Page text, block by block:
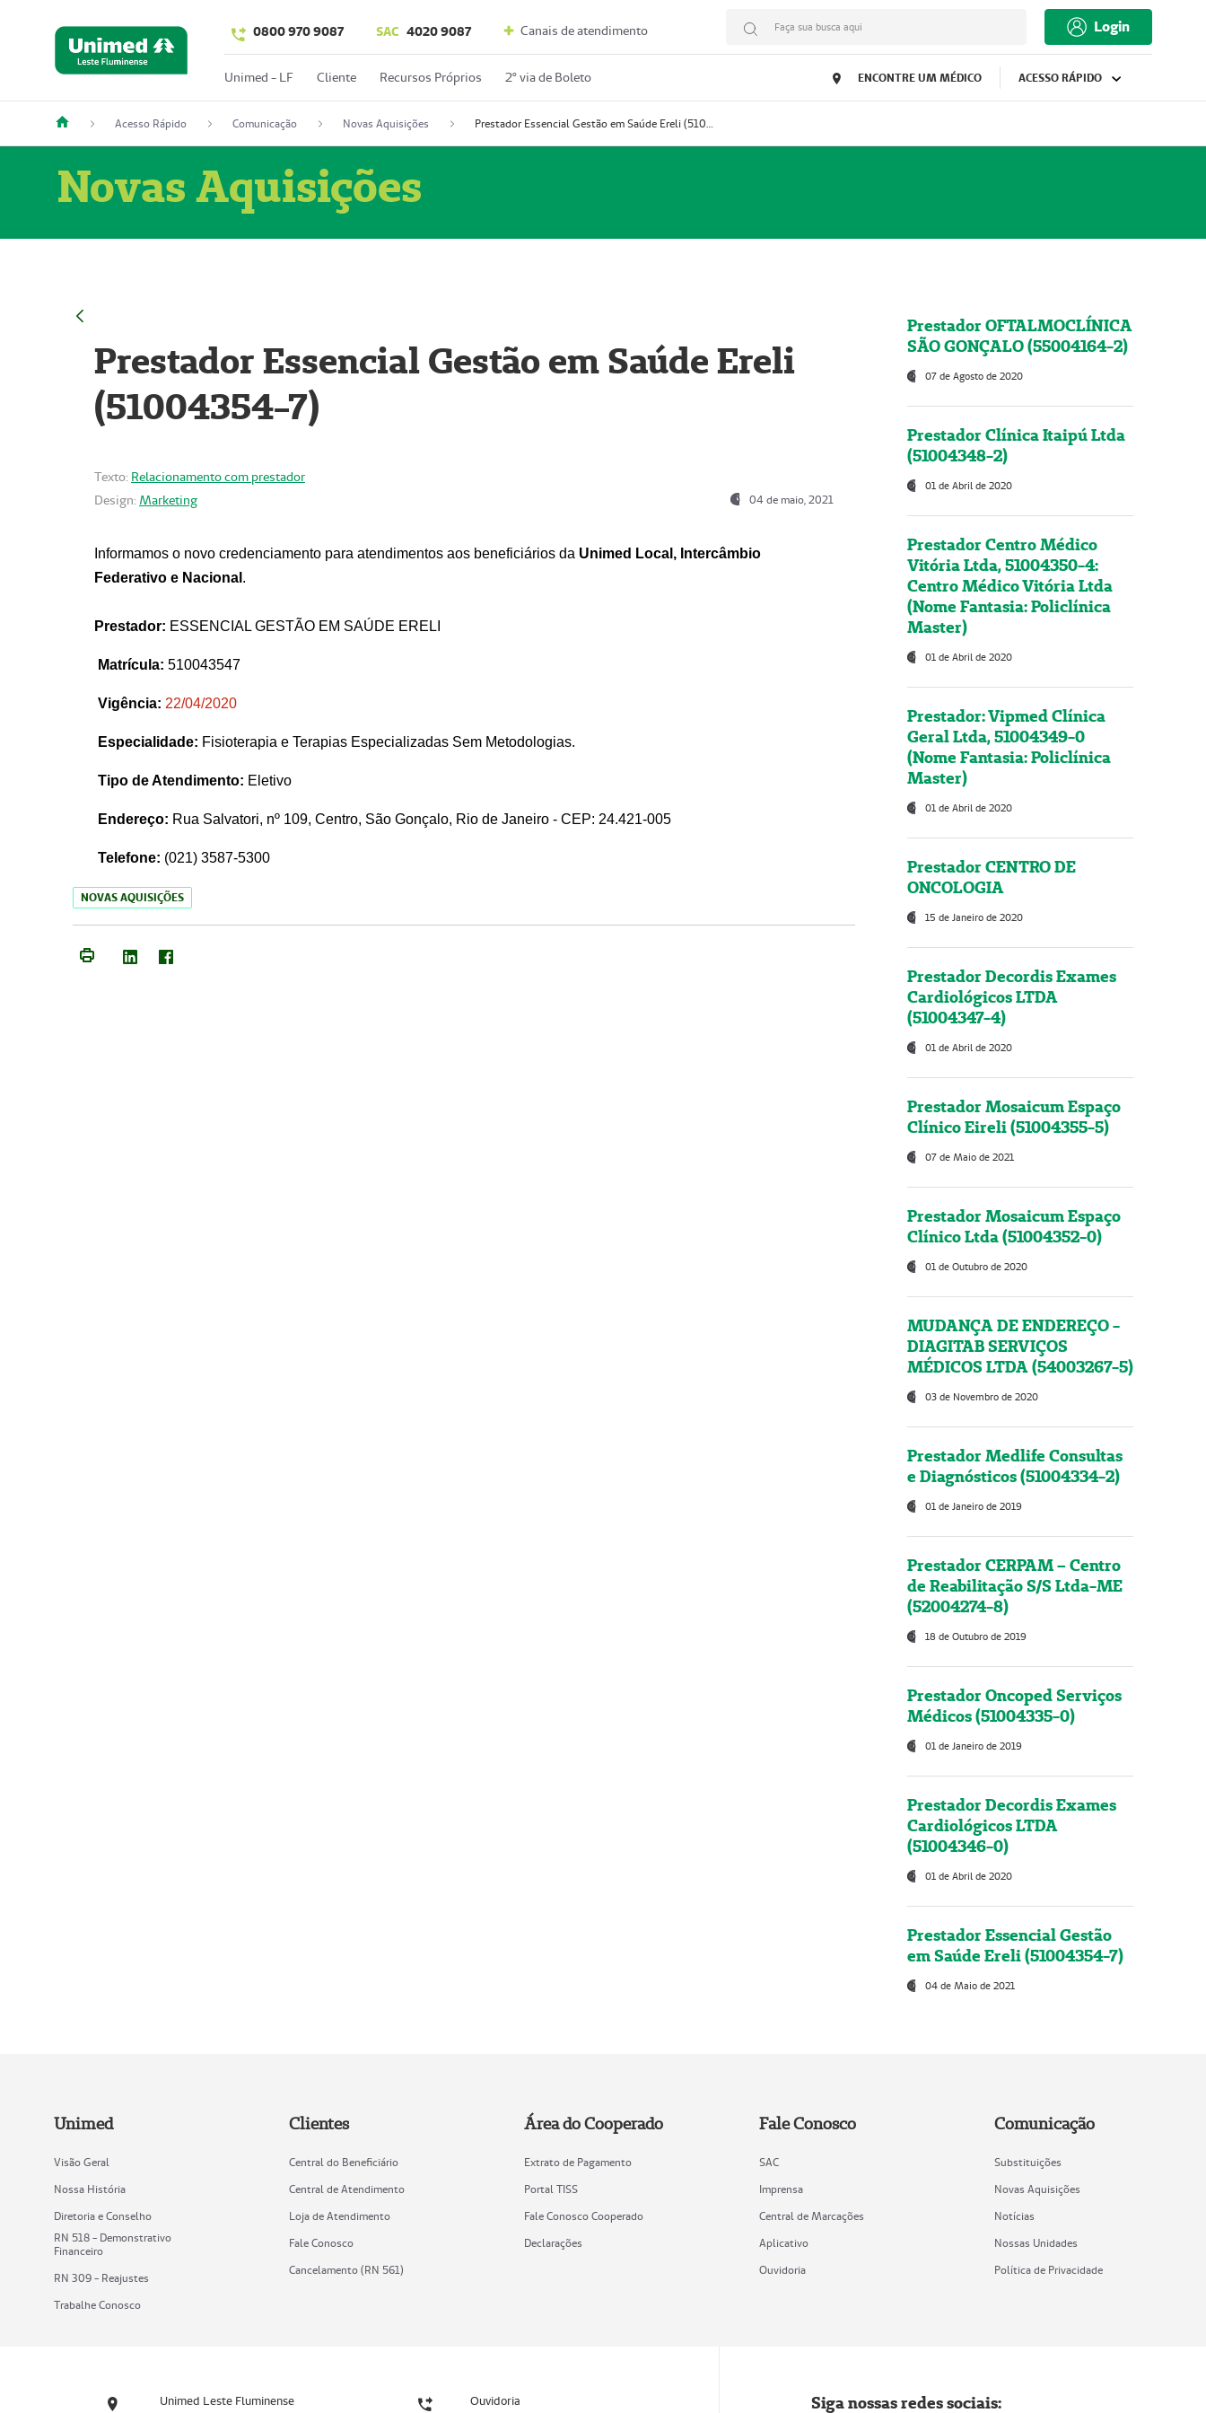
0800 970 9087 SAC 4020 9087 Canais de atendimento Faça sua busca aqui Login
Unimed - LF Cliente Recursos Próprios 2º via de Boleto ENCONTRE UM MÉDICO ACESSO RÁPIDO
Acesso Rápido Comunicação Novas Aquisições Prestador Essencial Gestão em Saúde Ereli (51004354-7)
Novas Aquisições
Prestador Essencial Gestão em Saúde Ereli
(51004354-7)
Texto: Relacionamento com prestador
Design: Marketing 04 de maio, 2021
Informamos o novo credenciamento para atendimentos aos beneficiários da Unimed Local, Intercâmbio
Federativo e Nacional .
Prestador: ESSENCIAL GESTÃO EM SAÚDE ERELI
Matrícula: 510043547
Vigência: 22/04/2020
Especialidade: Fisioterapia e Terapias Especializadas Sem Metodologias.
Tipo de Atendimento: Eletivo
Endereço: Rua Salvatori, nº 109, Centro, São Gonçalo, Rio de Janeiro - CEP: 24.421-005
Telefone: (021) 3587-5300
NOVAS AQUISIÇÕES
Prestador OFTALMOCLÍNICA
SÃO GONÇALO (55004164-2)
07 de Agosto de 2020
Prestador Clínica Itaipú Ltda
(51004348-2)
01 de Abril de 2020
Prestador Centro Médico
Vitória Ltda, 51004350-4:
Centro Médico Vitória Ltda
(Nome Fantasia: Policlínica
Master)
01 de Abril de 2020
Prestador: Vipmed Clínica
Geral Ltda, 51004349-0
(Nome Fantasia: Policlínica
Master)
01 de Abril de 2020
Prestador CENTRO DE
ONCOLOGIA
15 de Janeiro de 2020
Prestador Decordis Exames
Cardiológicos LTDA
(51004347-4)
01 de Abril de 2020
Prestador Mosaicum Espaço
Clínico Eireli (51004355-5)
07 de Maio de 2021
Prestador Mosaicum Espaço
Clínico Ltda (51004352-0)
01 de Outubro de 2020
MUDANÇA DE ENDEREÇO -
DIAGITAB SERVIÇOS
MÉDICOS LTDA (54003267-5)
03 de Novembro de 2020
Prestador Medlife Consultas
e Diagnósticos (51004334-2)
01 de Janeiro de 2019
Prestador CERPAM – Centro
de Reabilitação S/S Ltda-ME
(52004274-8)
18 de Outubro de 2019
Prestador Oncoped Serviços
Médicos (51004335-0)
01 de Janeiro de 2019
Prestador Decordis Exames
Cardiológicos LTDA
(51004346-0)
01 de Abril de 2020
Prestador Essencial Gestão
em Saúde Ereli (51004354-7)
04 de Maio de 2021
Unimed
Visão Geral
Nossa História
Diretoria e Conselho
RN 518 - Demonstrativo
Financeiro
RN 309 - Reajustes
Trabalhe Conosco
Clientes
Central do Beneficiário
Central de Atendimento
Loja de Atendimento
Fale Conosco
Cancelamento (RN 561)
Área do Cooperado
Extrato de Pagamento
Portal TISS
Fale Conosco Cooperado
Declarações
Fale Conosco
SAC
Imprensa
Central de Marcações
Aplicativo
Ouvidoria
Comunicação
Substituições
Novas Aquisições
Notícias
Nossas Unidades
Política de Privacidade
Unimed Leste Fluminense Ouvidoria Siga nossas redes sociais: